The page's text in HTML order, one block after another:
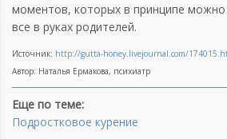
моментов, которых в принципе
все в руках родителей.
Источник: http://gutta-honey.livejournal.com/
Автор: Наталья Ермакова, психиатр
Еще по теме:
Подростковое курение